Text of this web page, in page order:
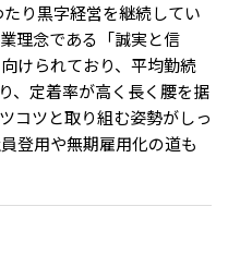
り黒字経営を継続してい
理念である「誠実と信
けられており、平均勤続
、定着率が高く長く腰を据
コツと取り組む姿勢がしっ
登用や無期雇用化の道も